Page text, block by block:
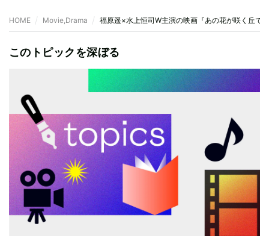
HOME Movie,Drama 福原遥×水上恒司W主演の映画『あの花が咲く丘で
このトピックを深ぼる